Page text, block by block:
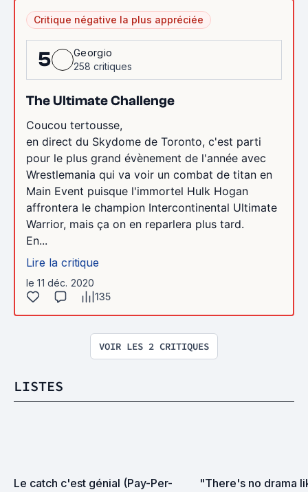
Critique négative la plus appréciée
5
Georgio
258 critiques
The Ultimate Challenge
Coucou tertousse,
en direct du Skydome de Toronto, c'est parti
pour le plus grand évènement de l'année avec
Wrestlemania qui va voir un combat de titan en
Main Event puisque l'immortel Hulk Hogan
affrontera le champion Intercontinental Ultimate
Warrior, mais ça on en reparlera plus tard.
En...
Lire la critique
le 11 déc. 2020
135
VOIR LES 2 CRITIQUES
LISTES
Le catch c'est génial (Pay-Per-
"There's no drama